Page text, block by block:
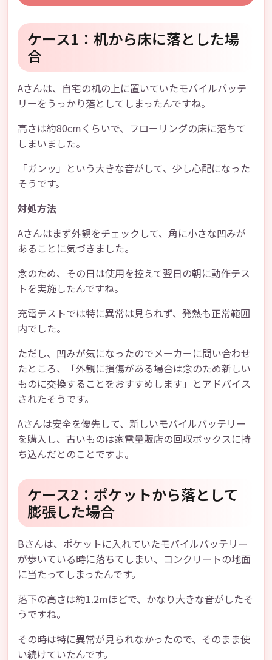
ケース1：机から床に落とした場
合
Aさんは、自宅の机の上に置いていたモバイルバッテ
リーをうっかり落としてしまったんですね。
高さは約80cmくらいで、フローリングの床に落ちて
しまいました。
「ガンッ」という大きな音がして、少し心配になった
そうです。
対処方法
Aさんはまず外観をチェックして、角に小さな凹みが
あることに気づきました。
念のため、その日は使用を控えて翌日の朝に動作テス
トを実施したんですね。
充電テストでは特に異常は見られず、発熱も正常範囲
内でした。
ただし、凹みが気になったのでメーカーに問い合わせ
たところ、「外観に損傷がある場合は念のため新しい
ものに交換することをおすすめします」とアドバイス
されたそうです。
Aさんは安全を優先して、新しいモバイルバッテリー
を購入し、古いものは家電量販店の回収ボックスに持
ち込んだとのことですよ。
ケース2：ポケットから落として
膨張した場合
Bさんは、ポケットに入れていたモバイルバッテリー
が歩いている時に落ちてしまい、コンクリートの地面
に当たってしまったんです。
落下の高さは約1.2mほどで、かなり大きな音がしたそ
うですね。
その時は特に異常が見られなかったので、そのまま使
い続けていたんです。